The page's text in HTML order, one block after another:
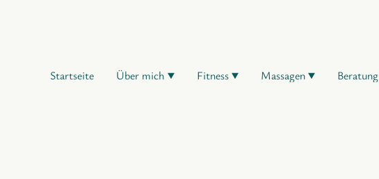
Startseite Über mich Fitness Massagen Beratung